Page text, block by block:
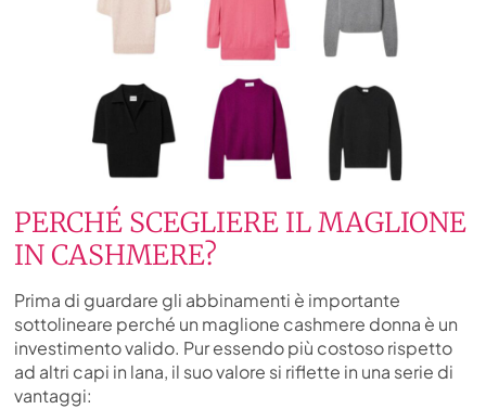
PERCHÉ SCEGLIERE IL MAGLIONE
IN CASHMERE?
Prima di guardare gli abbinamenti è importante
sottolineare perché un maglione cashmere donna è un
investimento valido. Pur essendo più costoso rispetto
ad altri capi in lana, il suo valore si riflette in una serie di
vantaggi: